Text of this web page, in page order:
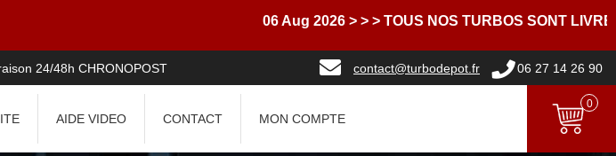
06 Aug 2026 > > > TOUS NOS TURBOS SONT LIVRES
24/48h CHRONOPOST contact@turbodepot.fr 06 27 14 26 90
AIDE VIDEO CONTACT MON COMPTE
0